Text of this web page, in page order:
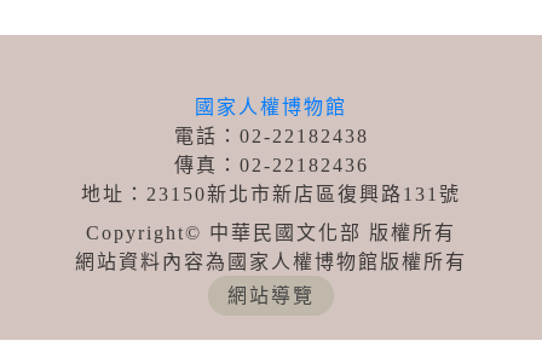
國家人權博物館
電話：02-22182438
傳真：02-22182436
地址：23150新北市新店區復興路131號
Copyright© 中華民國文化部 版權所有
網站資料內容為國家人權博物館版權所有
網站導覽